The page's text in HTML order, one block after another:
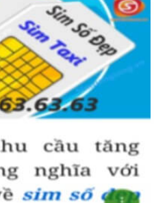
2 tại
Tứ Quý, sim giá rẻ uy
nhiều thời gian ở khoản lựa số,